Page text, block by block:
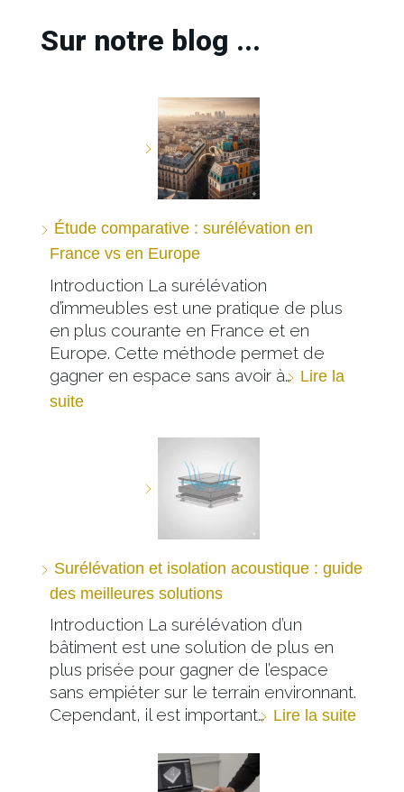
Sur notre blog ...
Étude comparative : surélévation en
France vs en Europe
Introduction La surélévation
d’immeubles est une pratique de plus
en plus courante en France et en
Europe. Cette méthode permet de
gagner en espace sans avoir à… Lire la
suite
Surélévation et isolation acoustique : guide
des meilleures solutions
Introduction La surélévation d’un
bâtiment est une solution de plus en
plus prisée pour gagner de l’espace
sans empiéter sur le terrain environnant.
Cependant, il est important… Lire la suite